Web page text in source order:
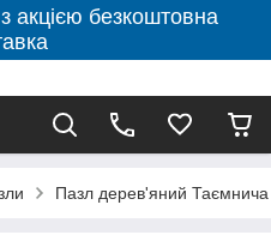
акцією безкоштовна
Пазл дерев'яний